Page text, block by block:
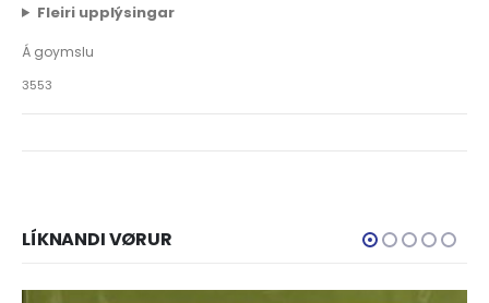
Fleiri upplýsingar
Á goymslu
3553
LÍKNANDI VØRUR